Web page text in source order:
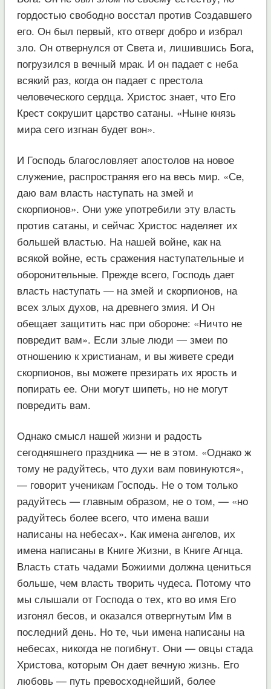
гордостью свободно восстал против Создавшего
его. Он был первый, кто отверг добро и избрал
зло. Он отвернулся от Света и, лишившись Бога,
погрузился в вечный мрак. И он падает с неба
всякий раз, когда он падает с престола
человеческого сердца. Христос знает, что Его
Крест сокрушит царство сатаны. «Ныне князь
мира сего изгнан будет вон».
И Господь благословляет апостолов на новое
служение, распространяя его на весь мир. «Се,
даю вам власть наступать на змей и
скорпионов». Они уже употребили эту власть
против сатаны, и сейчас Христос наделяет их
большей властью. На нашей войне, как на
всякой войне, есть сражения наступательные и
оборонительные. Прежде всего, Господь дает
власть наступать — на змей и скорпионов, на
всех злых духов, на древнего змия. И Он
обещает защитить нас при обороне: «Ничто не
повредит вам». Если злые люди — змеи по
отношению к христианам, и вы живете среди
скорпионов, вы можете презирать их ярость и
попирать ее. Они могут шипеть, но не могут
повредить вам.
Однако смысл нашей жизни и радость
сегодняшнего праздника — не в этом. «Однако ж
тому не радуйтесь, что духи вам повинуются»,
— говорит ученикам Господь. Не о том только
радуйтесь — главным образом, не о том, — «но
радуйтесь более всего, что имена ваши
написаны на небесах». Как имена ангелов, их
имена написаны в Книге Жизни, в Книге Агнца.
Власть стать чадами Божиими должна цениться
больше, чем власть творить чудеса. Потому что
мы слышали от Господа о тех, кто во имя Его
изгонял бесов, и оказался отвергнутым Им в
последний день. Но те, чьи имена написаны на
небесах, никогда не погибнут. Они — овцы стада
Христова, которым Он дает вечную жизнь. Его
любовь — путь превосходнейший, более